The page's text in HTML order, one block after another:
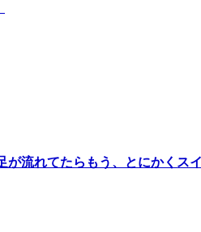
が流れてたらもう、とにかくス